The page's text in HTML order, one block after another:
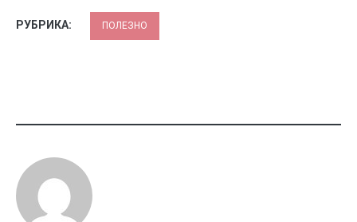
РУБРИКА: ПОЛЕЗНО